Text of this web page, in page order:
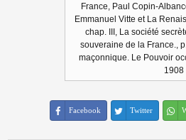
France, Paul Copin-
Emmanuel Vitte et La
chap. III, La société
souveraine de la France.,
maçonnique. Le Pouvoir
1908
Facebook Twitter